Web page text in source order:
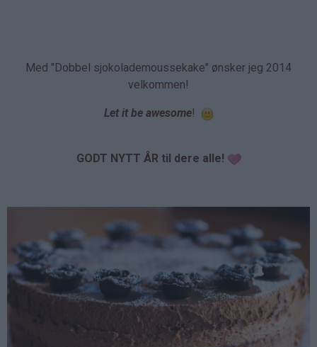
Med "Dobbel sjokolademoussekake" ønsker jeg 2014
velkommen!
Let it be awesome!
GODT NYTT ÅR til dere alle!